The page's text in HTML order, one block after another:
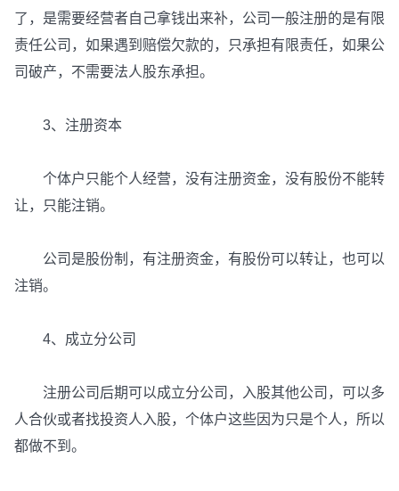
了，是需要经营者自己拿钱出来补，公司一般注册的是有限
责任公司，如果遇到赔偿欠款的，只承担有限责任，如果公
司破产，不需要法人股东承担。
3、注册资本
个体户只能个人经营，没有注册资金，没有股份不能转
让，只能注销。
公司是股份制，有注册资金，有股份可以转让，也可以
注销。
4、成立分公司
注册公司后期可以成立分公司，入股其他公司，可以多
人合伙或者找投资人入股，个体户这些因为只是个人，所以
都做不到。